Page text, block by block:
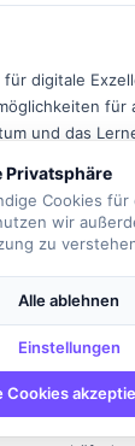
digitale
für
und das
auf Offenheit,
und
im Bereich
von
Sie
Sie an
oder
Privatsphäre
Cookies für
wir
zu
Alle ablehnen
Einstellungen
Cookies